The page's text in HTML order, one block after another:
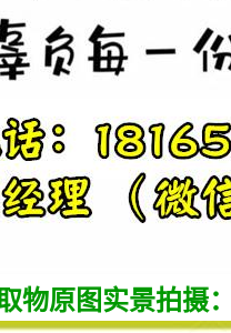
物原图实景拍摄：